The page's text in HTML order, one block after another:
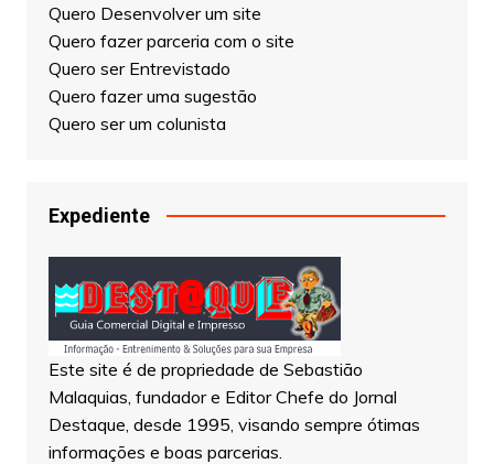
Quero Desenvolver um site
Quero fazer parceria com o site
Quero ser Entrevistado
Quero fazer uma sugestão
Quero ser um colunista
Expediente
Este site é de propriedade de Sebastião
Malaquias, fundador e Editor Chefe do Jornal
Destaque, desde 1995, visando sempre ótimas
informações e boas parcerias.